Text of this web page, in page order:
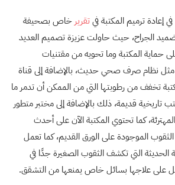
إعادة ترميم المكتبة فيتقرير خاص بصحيفة
تضميد الجراح، حيث حاولت عزيزة تصميم العديد
حماية المكتبة وما تحويه من مقتنيات
مثل نظام صرف صحي حديث، بالإضافة إلى قناة
تخفف من رطوبتها التي من الممكن أن تدمر ما
قديمة، ذلك بالإضافة إلى مختبر متطور
كما تحتوي المكتبة الآن على أحدث
الموجودة على الورق القديم، كما تعمل
الحديثة التي تكشف الثقوب الصغيرة جدًا في
على علاجها بسائل خاص يمنعها من التشقق.